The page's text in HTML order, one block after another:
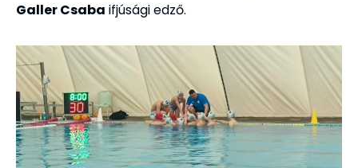
Galler Csaba ifjúsági edző.